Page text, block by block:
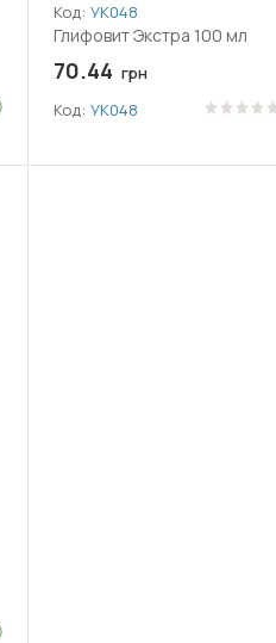
Код: УК048
Глифовит Экстра 100 мл
70.44 грн
Код: УК048